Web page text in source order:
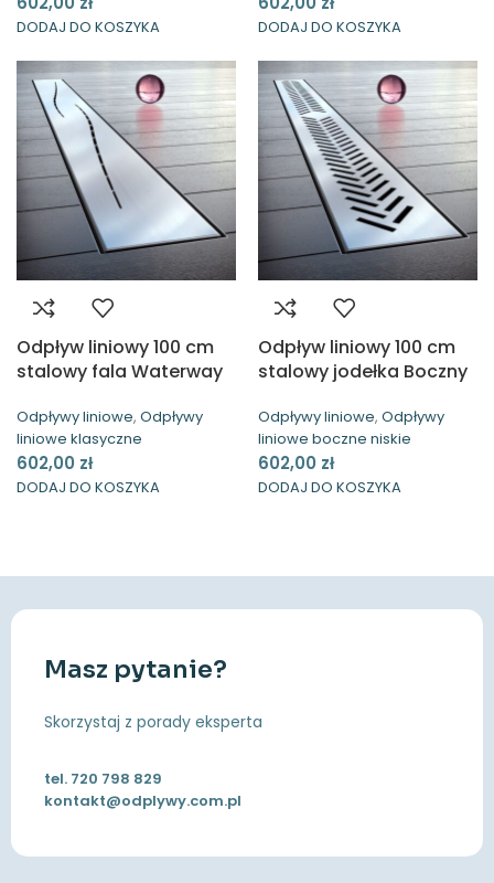
DODAJ DO KOSZYKA DODAJ DO KOSZYKA
Odpływ liniowy 100 cm
stalowy fala Waterway
Odpływy liniowe, Odpływy
liniowe klasyczne
602,00 zł
DODAJ DO KOSZYKA
Odpływ liniowy 100 cm
stalowy jodełka Boczny
Odpływy liniowe, Odpływy
liniowe boczne niskie
602,00 zł
DODAJ DO KOSZYKA
Masz pytanie?
Skorzystaj z porady eksperta
tel. 720 798 829
kontakt@odplywy.com.pl